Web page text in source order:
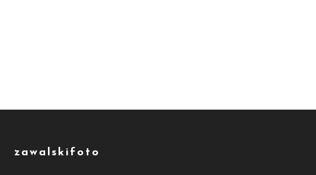
zawalskifoto